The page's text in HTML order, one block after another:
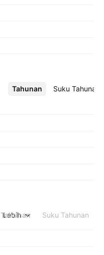
Tahunan Suku Tahunan
Lebih
Tahunan Suku Tahunan
Lebih